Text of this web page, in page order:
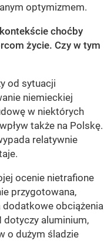
optymizmem.
choćby
życie. Czy w tym
od sytuacji
niemieckiej
w niektórych
także na Polskę.
relatywnie
ocenie nietrafione
przygotowana,
dodatkowe obciążenia
dotyczy aluminium,
o dużym śladzie